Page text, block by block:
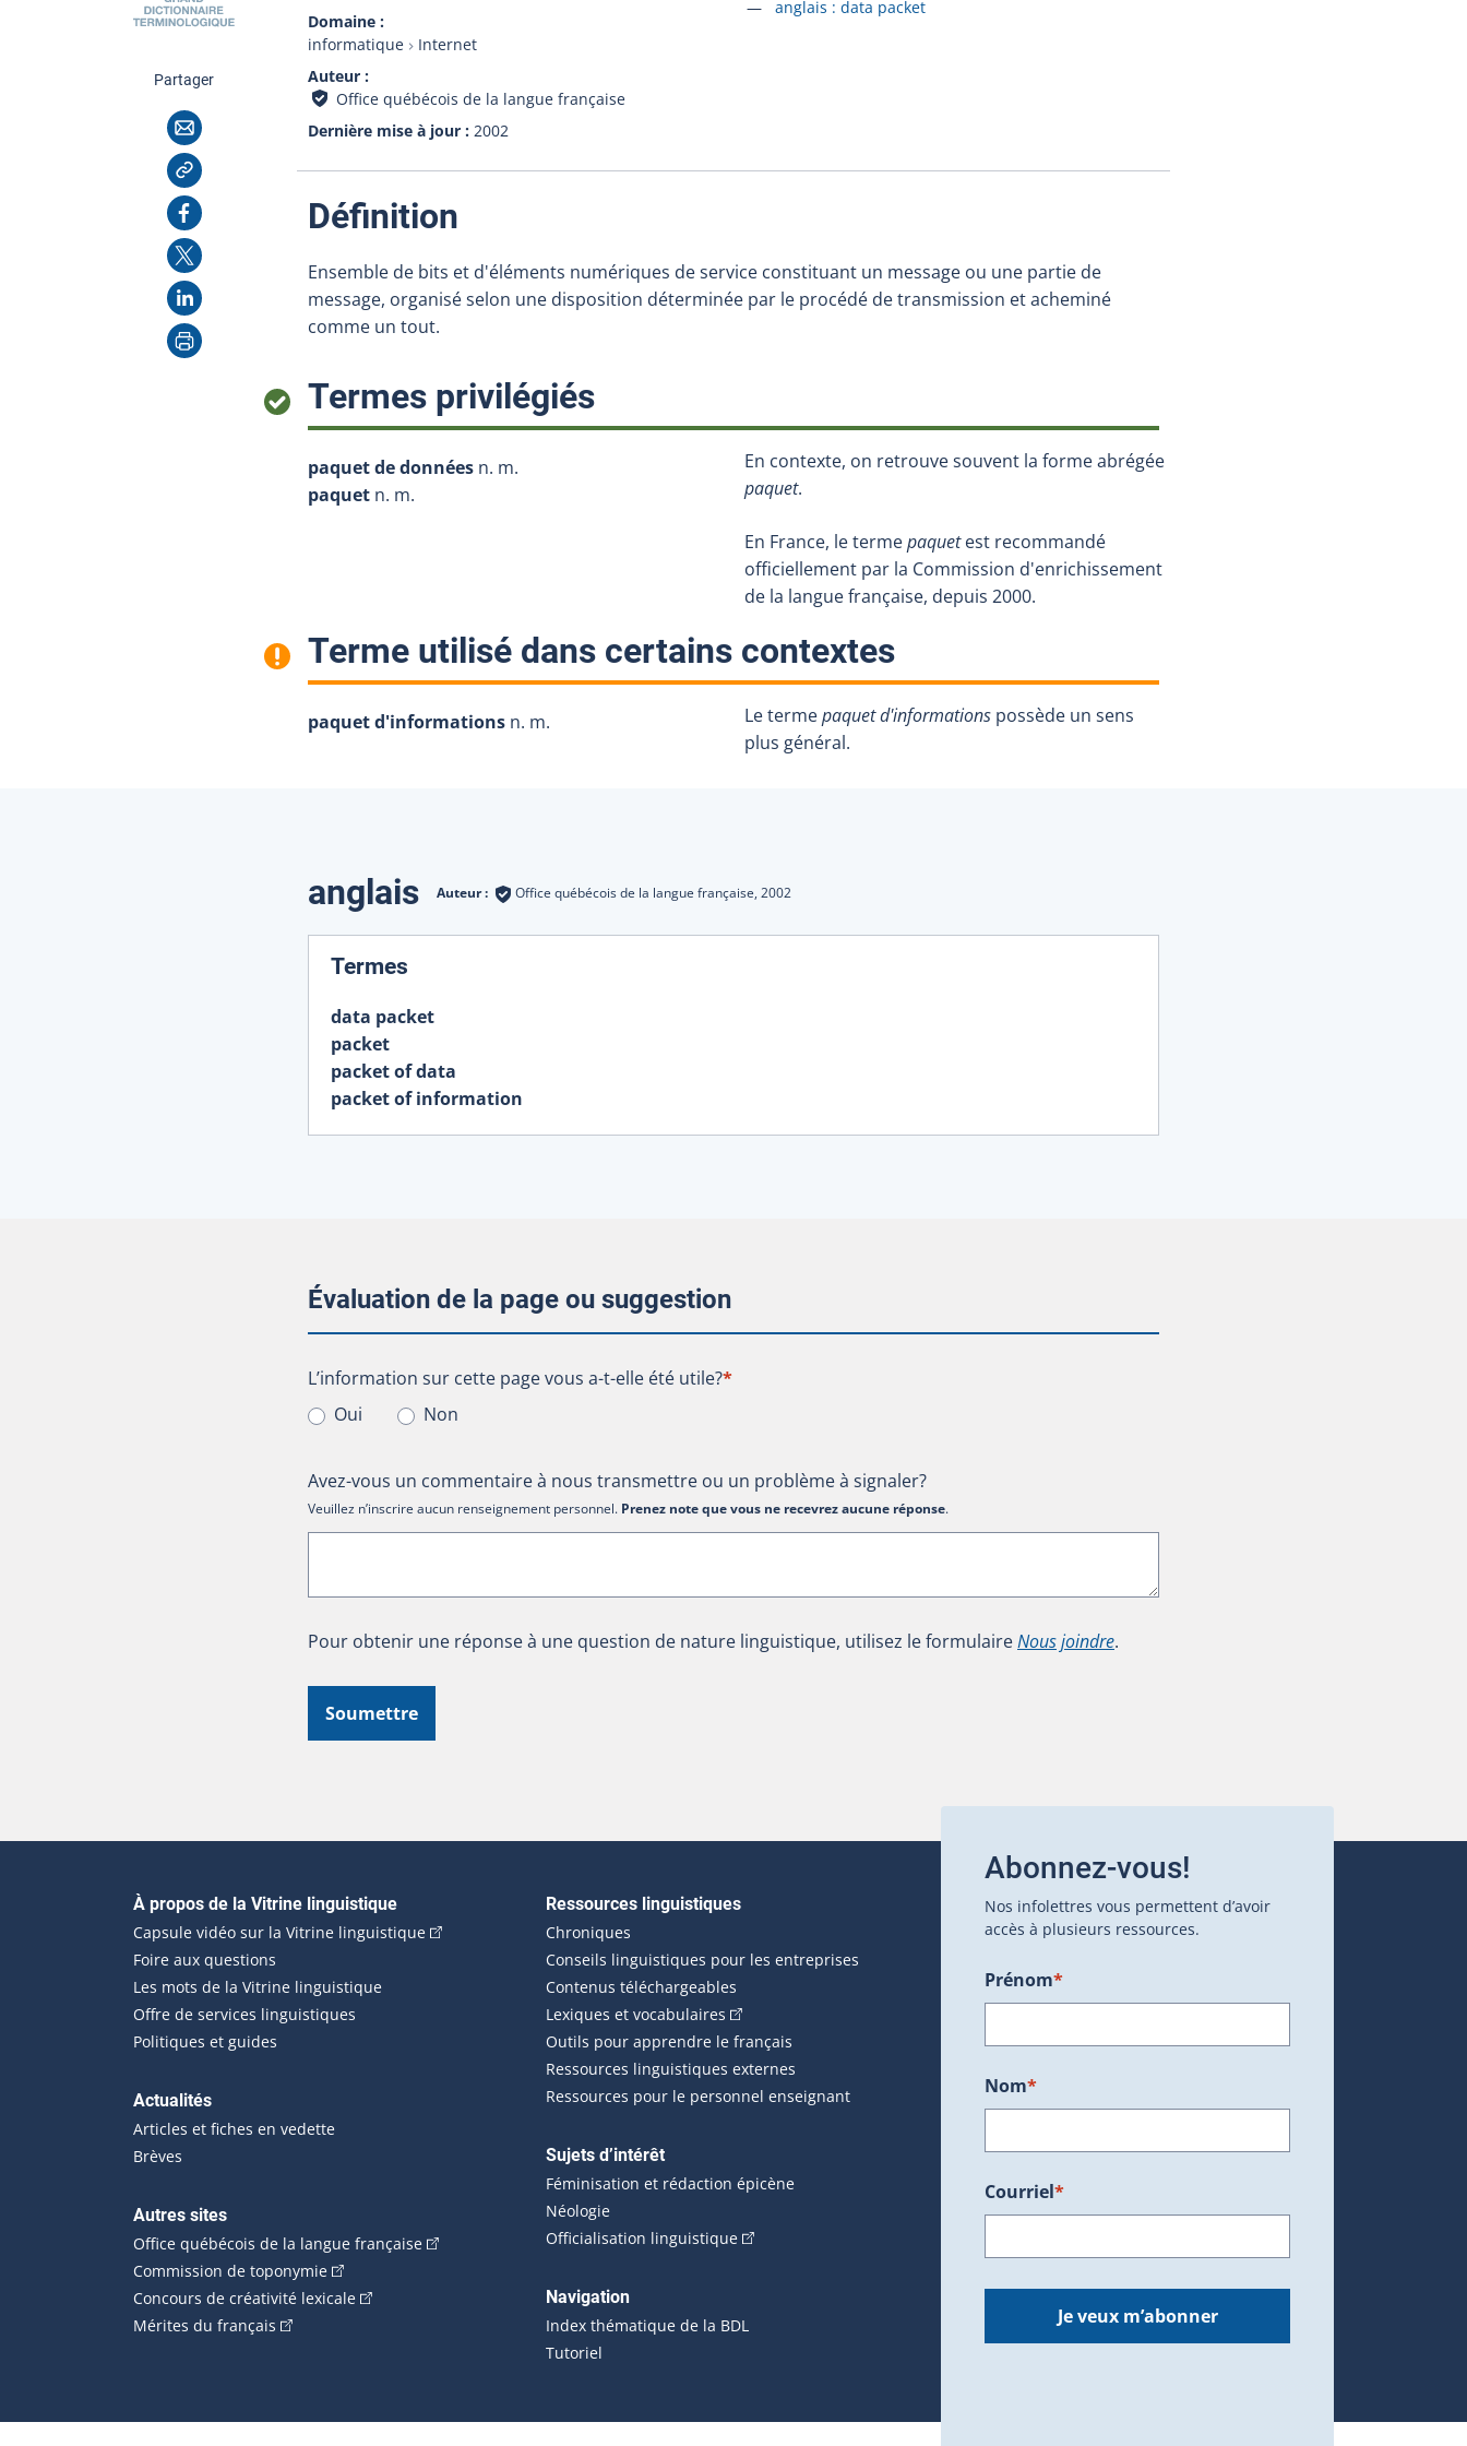
Domaine
informatique
Internet
Auteur
Office québécois de la langue française
Dernière mise à jour
2002
Accéder à la fiche en
anglais : data packet
Partagercette page
Courriel
Copier l'adresse
Facebook
X
LinkedIn
Imprimer
Définition
Ensemble de bits et d'éléments numériques de service constituant un message ou une partie de
message, organisé selon une disposition déterminée par le procédé de transmission et acheminé
comme un tout.
Termes privilégiés:
paquet de données n. m.
paquet n. m.
En contexte, on retrouve souvent la forme abrégée
paquet.
En France, le termepaquetest recommandé
officiellement par la Commission d'enrichissement
de la langue française, depuis 2000.
Terme utilisé dans certains contextes:
paquet d'informations n. m. Le termepaquet d'informations possède un sens
plus général.
Traductions
anglais Auteur : Office québécois de la langue française, 2002
Termes
data packet
packet
packet of data
packet of information
Évaluation de la page ou suggestion
L’information sur cette page vous a-t-elle été utile?
L’information sur cette page vous a-t-elle été utile?*
Oui
Non
Avez-vous un commentaire à nous transmettre ou un problème à signaler?
Veuillez n’inscrire aucun renseignement personnel. Prenez note que vous ne recevrez aucune réponse.
Pour obtenir une réponse à une question de nature linguistique, utilisez le formulaireNous joindre.
Soumettre
Navigation principale
À propos de la Vitrine linguistique
Capsule vidéo sur la Vitrine linguistique(Cet hyperlien externe s'ouvrira dans une nouvelle fenêtre.)
Foire aux questions
Les mots de la Vitrine linguistique
Offre de services linguistiques
Politiques et guides
Actualités
Articles et fiches en vedette
Brèves
Autres sites
Office québécois de la langue française(Cet hyperlien externe s'ouvrira dans une nouvelle fenêtre.)
Commission de toponymie(Cet hyperlien externe s'ouvrira dans une nouvelle fenêtre.)
Concours de créativité lexicale(Cet hyperlien externe s'ouvrira dans une nouvelle fenêtre.)
Mérites du français (Cet hyperlien externe s'ouvrira dans une nouvelle fenêtre.)
Ressources linguistiques
Chroniques
Conseils linguistiques pour les entreprises
Contenus téléchargeables
Lexiques et vocabulaires (Cet hyperlien externe s'ouvrira dans une nouvelle fenêtre.)
Outils pour apprendre le français
Ressources linguistiques externes
Ressources pour le personnel enseignant
Sujets d’intérêt
Féminisation et rédaction épicène
Néologie
Officialisation linguistique(Cet hyperlien externe s'ouvrira dans une nouvelle fenêtre.)
Navigation
Index thématique de la BDL
Tutoriel
Abonnez-vous!
Nos infolettres vous permettent d’avoir
accès à plusieurs ressources.
Prénom*
Nom*
Courriel*
Je veux m’abonner